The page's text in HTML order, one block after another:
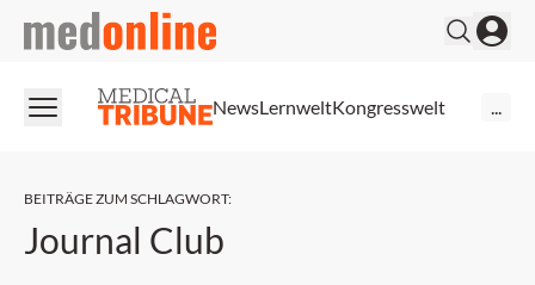
medonline
NewsLernweltKongresswelt
BEITRÄGE ZUM SCHLAGWORT:
Journal Club